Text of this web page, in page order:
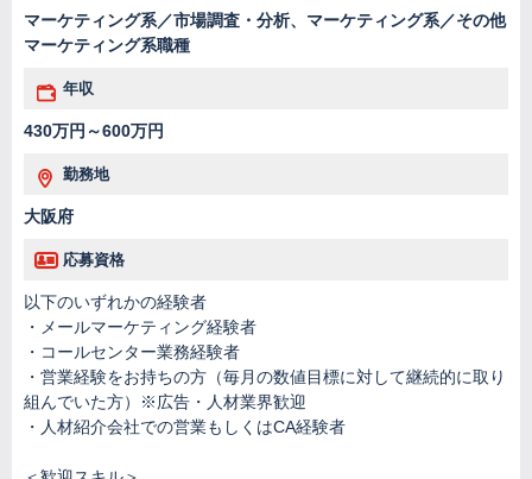
マーケティング系／市場調査・分析、マーケティング系／その他
マーケティング系職種
年収
430万円～600万円
勤務地
大阪府
応募資格
以下のいずれかの経験者
・メールマーケティング経験者
・コールセンター業務経験者
・営業経験をお持ちの方（毎月の数値目標に対して継続的に取り
組んでいた方）※広告・人材業界歓迎
・人材紹介会社での営業もしくはCA経験者